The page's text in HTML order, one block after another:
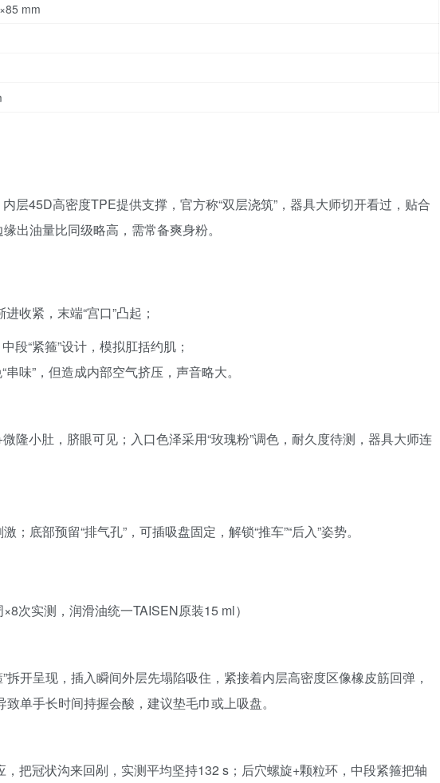
mm
层45D高密度TPE提供支撑，官方称“双层浇筑”，器具大师切开看过，贴合
出油量比同级略高，需常备爽身粉。
收紧，末端“宫口”凸起；
段“紧箍”设计，模拟肛括约肌；
味”，但造成内部空气挤压，声音略大。
隆小肚，脐眼可见；入口色泽采用“玫瑰粉”调色，耐久度待测，器具大师连
；底部预留“排气孔”，可插吸盘固定，解锁“推车”“后入”姿势。
次实测，润滑油统一TAISEN原装15 ml）
”拆开呈现，插入瞬间外层先塌陷吸住，紧接着内层高密度区像橡皮筋回弹，
单手长时间持握会酸，建议垫毛巾或上吸盘。
，把冠状沟来回剐，实测平均坚持132 s；后穴螺旋+颗粒环，中段紧箍把轴